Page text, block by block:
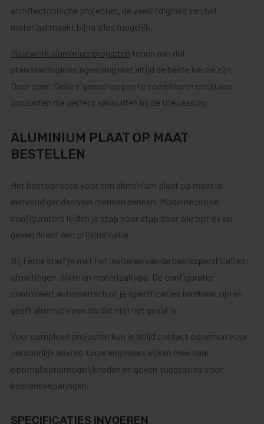
architectonische projecten, de veelzijdigheid van het
materiaal maakt bijna alles mogelijk.
Maatwerk aluminiumprojecten tonen aan dat
standaardoplossingen lang niet altijd de beste keuze zijn.
Door specifieke eigenschappen te combineren ontstaan
producten die perfect aansluiten bij de toepassing.
ALUMINIUM PLAAT OP MAAT
BESTELLEN
Het bestelproces voor een aluminium plaat op maat is
eenvoudiger dan veel mensen denken. Moderne online
configurators leiden je stap voor stap door alle opties en
geven direct een prijsindicatie.
Bij Ferna start je met het invoeren van de basisspecificaties:
afmetingen, dikte en materiaaltype. De configurator
controleert automatisch of je specificaties haalbaar zijn en
geeft alternatieven als dat niet het geval is.
Voor complexe projecten kun je altijd contact opnemen voor
persoonlijk advies. Onze engineers kijken mee naar
optimalisatiemogelijkheden en geven suggesties voor
kostenbesparingen.
SPECIFICATIES INVOEREN